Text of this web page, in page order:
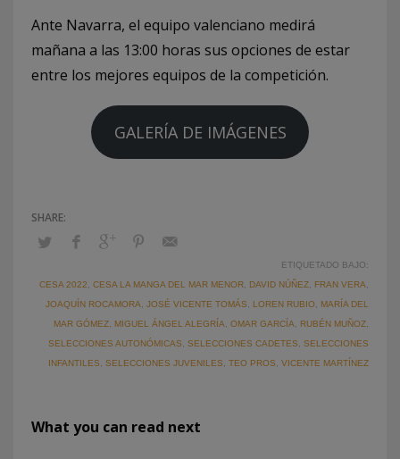
Ante Navarra, el equipo valenciano medirá
mañana a las 13:00 horas sus opciones de estar
entre los mejores equipos de la competición.
GALERÍA DE IMÁGENES
ETIQUETADO BAJO:
CESA 2022
CESA LA MANGA DEL MAR MENOR DAVID NÚÑEZ FRAN VERA
JOAQUÍN ROCAMORA
JOSÉ VICENTE TOMÁS LOREN RUBIO
MARÍA DEL
MAR GÓMEZ
MIGUEL ÁNGEL ALEGRÍA OMAR GARCÍA RUBÉN MUÑOZ
SELECCIONES AUTONÓMICAS
SELECCIONES CADETES
SELECCIONES
INFANTILES
SELECCIONES JUVENILES TEO PROS VICENTE MARTÍNEZ
What you can read next